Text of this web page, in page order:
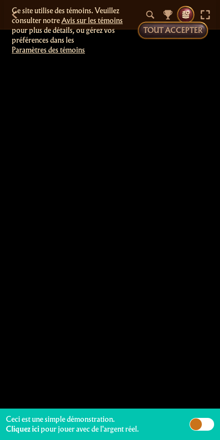
Ceci est une simple démonstration.
Cliquez ici pour jouer avec de l'argent réel.
Ce site utilise des témoins. Veuillez
consulter notreAvis sur les témoins
pour plus de détails, ou gérez vos
préférences dans les
Paramètres des témoins
TOUT ACCEPTER